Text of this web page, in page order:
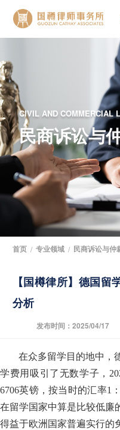
CIVIL AND COMMERCIAL
民商诉讼与
首页 / 专业领域 / 民商诉讼与仲
【国樽律所】德国
分析
发布时间：2025/04/17
在众多留学目的地中，
学费用吸引了无数学子，
6706英镑，按当时的汇率1
在留学国家中算是比较低廉
得益于欧洲国家普遍实行的